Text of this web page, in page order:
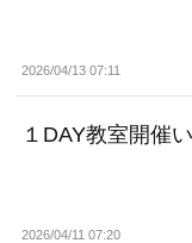
2026/04/13 07:11
１DAY教室開催
2026/04/11 07:20